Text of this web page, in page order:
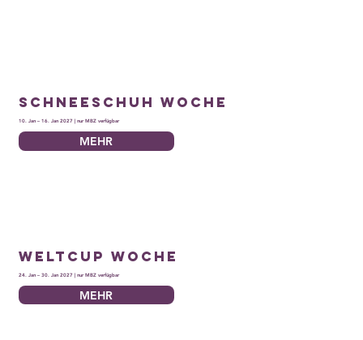
Schneeschuh Woche
10. Jan – 16. Jan 2027 | nur MBZ verfügbar
MEHR
Weltcup Woche
24. Jan – 30. Jan 2027 | nur MBZ verfügbar
MEHR